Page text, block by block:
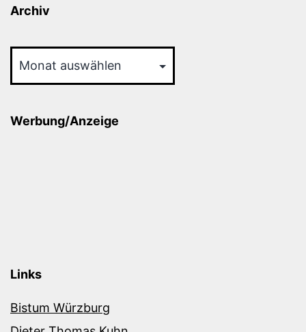
Archiv
Werbung/Anzeige
Links
Bistum Würzburg